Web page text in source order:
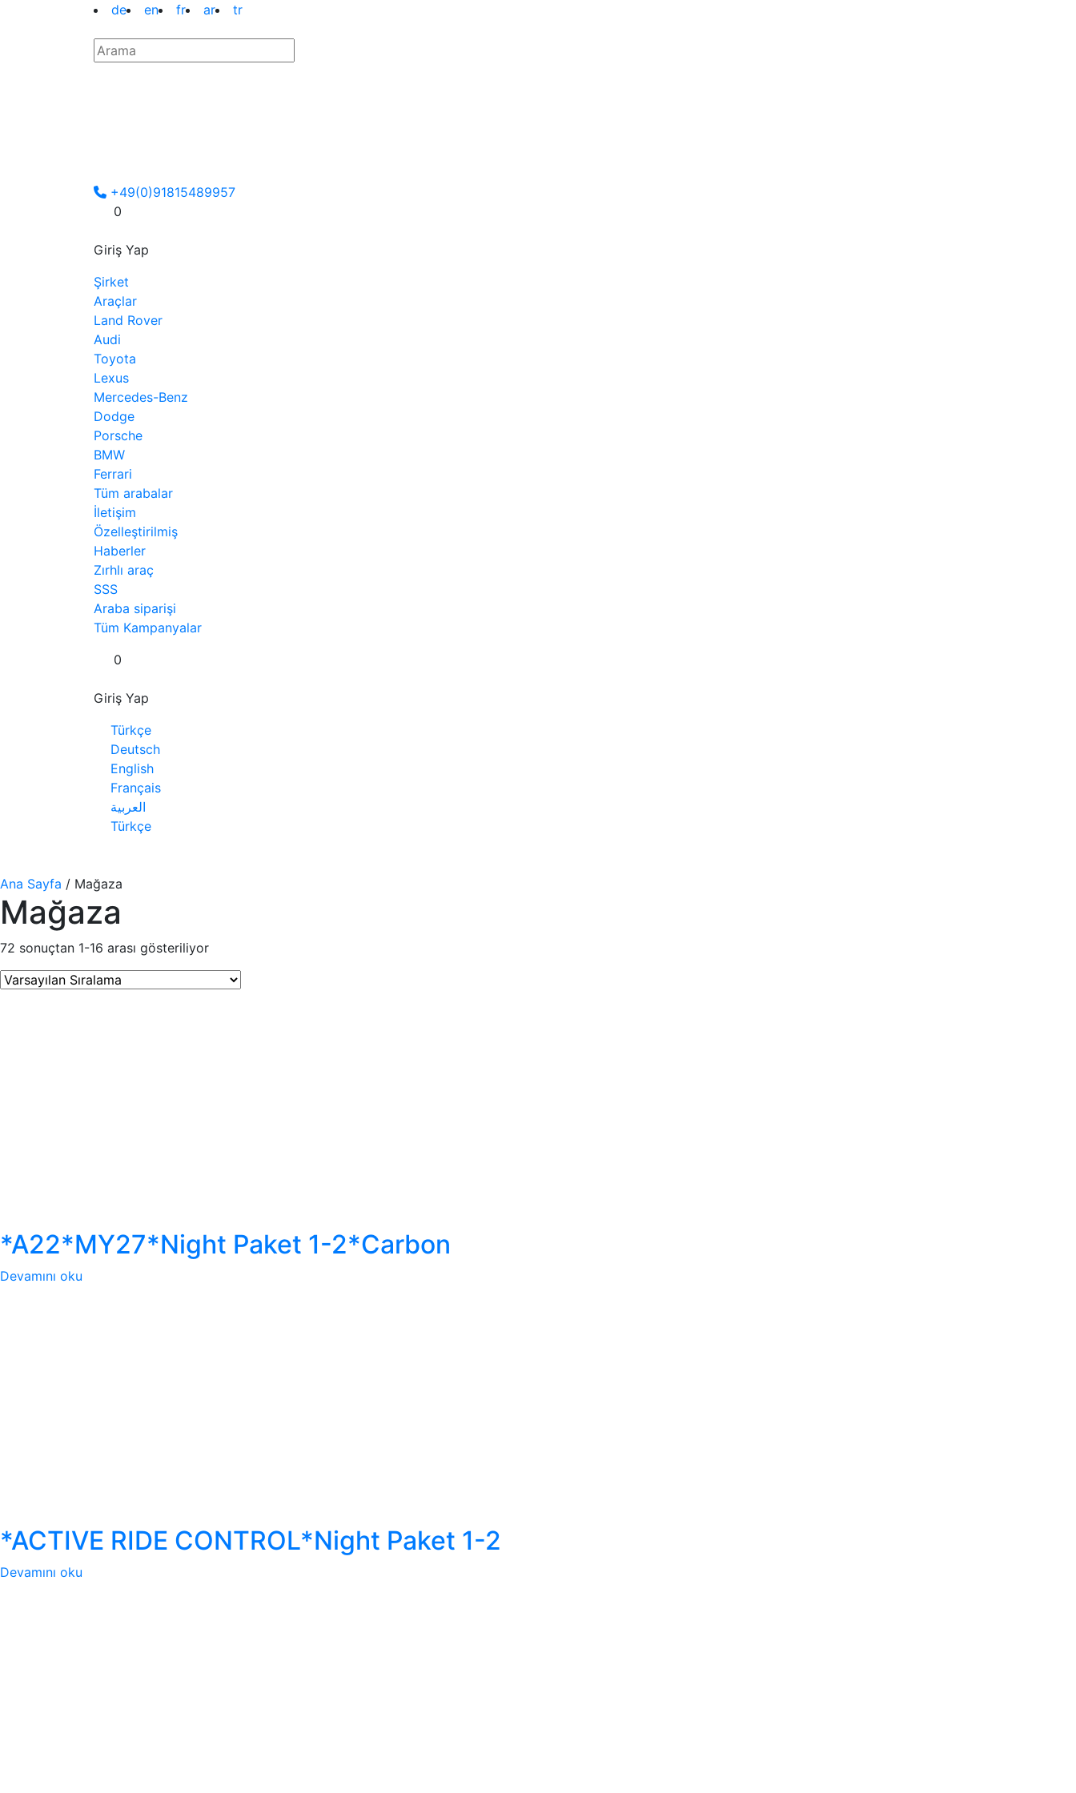
de en fr ar tr
+49(0)91815489957
0
Giriş Yap
Şirket
Araçlar
Land Rover
Audi
Toyota
Lexus
Mercedes-Benz
Dodge
Porsche
BMW
Ferrari
Tüm arabalar
İletişim
Özelleştirilmiş
Haberler
Zırhlı araç
SSS
Araba siparişi
Tüm Kampanyalar
0
Giriş Yap
Türkçe
Deutsch
English
Français
العربية
Türkçe
Ana Sayfa / Mağaza
Mağaza
72 sonuçtan 1-16 arası gösteriliyor
*A22*MY27*Night Paket 1-2*Carbon
Devamını oku
*ACTIVE RIDE CONTROL*Night Paket 1-2
Devamını oku